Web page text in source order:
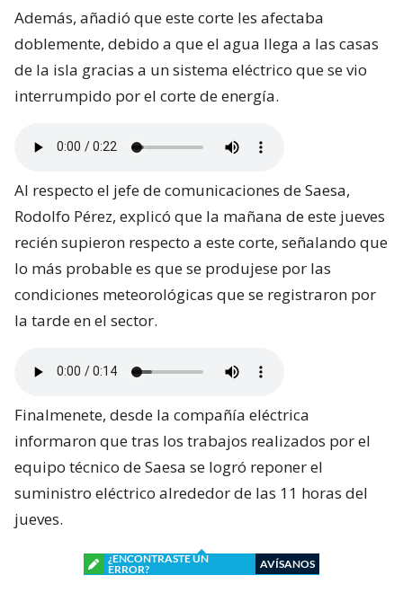
Además, añadió que este corte les afectaba
doblemente, debido a que el agua llega a las casas
de la isla gracias a un sistema eléctrico que se vio
interrumpido por el corte de energía.
Al respecto el jefe de comunicaciones de Saesa,
Rodolfo Pérez, explicó que la mañana de este jueves
recién supieron respecto a este corte, señalando que
lo más probable es que se produjese por las
condiciones meteorológicas que se registraron por
la tarde en el sector.
Finalmenete, desde la compañía eléctrica
informaron que tras los trabajos realizados por el
equipo técnico de Saesa se logró reponer el
suministro eléctrico alrededor de las 11 horas del
jueves.
¿ENCONTRASTE UN
ERROR?
AVÍSANOS